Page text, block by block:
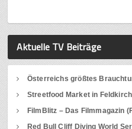
Aktuelle TV Beiträge
Österreichs größtes
Streetfood Market in
FilmBlitz – Das Filmmagazin
Red Bull Cliff Diving World